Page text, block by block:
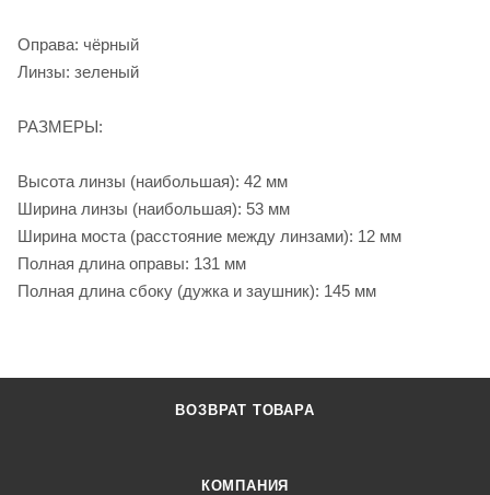
Оправа: чёрный
Линзы: зеленый
РАЗМЕРЫ:
Высота линзы (наибольшая): 42 мм
Ширина линзы (наибольшая): 53 мм
Ширина моста (расстояние между линзами): 12 мм
Полная длина оправы: 131 мм
Полная длина сбоку (дужка и заушник): 145 мм
ВОЗВРАТ ТОВАРА
КОМПАНИЯ